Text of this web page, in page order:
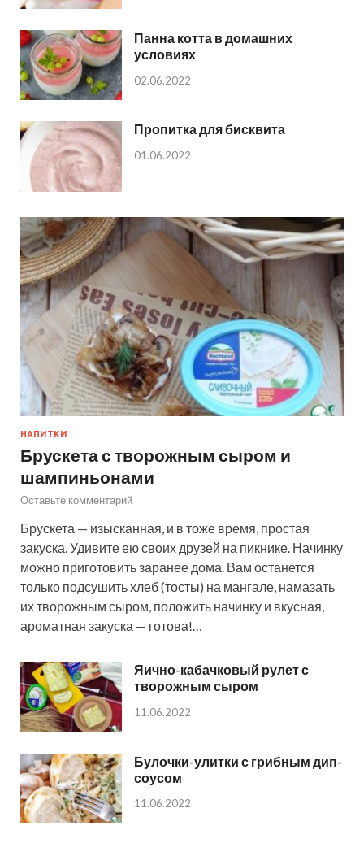
Панна котта в домашних
условиях
02.06.2022
Пропитка для бисквита
01.06.2022
НАПИТКИ
Брускета с творожным сыром и
шампиньонами
Оставьте комментарий
Брускета — изысканная, и в тоже время, простая
закуска. Удивите ею своих друзей на пикнике. Начинку
можно приготовить заранее дома. Вам останется
только подсушить хлеб (тосты) на мангале, намазать
их творожным сыром, положить начинку и вкусная,
ароматная закуска — готова!…
Яично-кабачковый рулет с
творожным сыром
11.06.2022
Булочки-улитки с грибным дип-
соусом
11.06.2022